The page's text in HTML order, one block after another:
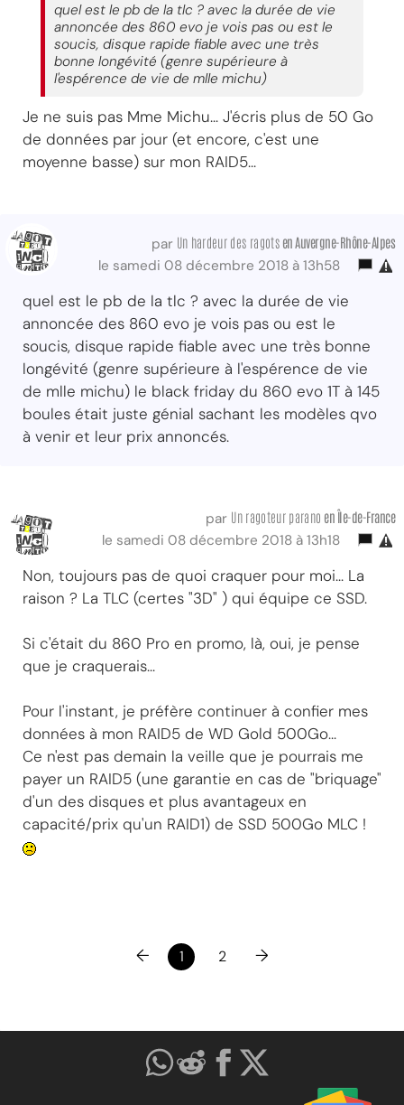
quel est le pb de la tlc ? avec la durée de vie
annoncée des 860 evo je vois pas ou est le
soucis, disque rapide fiable avec une très
bonne longévité (genre supérieure à
l'espérence de vie de mlle michu)
Je ne suis pas Mme Michu... J'écris plus de 50 Go
de données par jour (et encore, c'est une
moyenne basse) sur mon RAID5...
par Un hardeur des ragots en Auvergne-Rhône-Alpes
le samedi 08 décembre 2018 à 13h58
quel est le pb de la tlc ? avec la durée de vie
annoncée des 860 evo je vois pas ou est le
soucis, disque rapide fiable avec une très bonne
longévité (genre supérieure à l'espérence de vie
de mlle michu) le black friday du 860 evo 1T à 145
boules était juste génial sachant les modèles qvo
à venir et leur prix annoncés.
par Un ragoteur parano en Île-de-France
le samedi 08 décembre 2018 à 13h18
Non, toujours pas de quoi craquer pour moi... La
raison ? La TLC (certes "3D" ) qui équipe ce SSD.
Si c'était du 860 Pro en promo, là, oui, je pense
que je craquerais...
Pour l'instant, je préfère continuer à confier mes
données à mon RAID5 de WD Gold 500Go...
Ce n'est pas demain la veille que je pourrais me
payer un RAID5 (une garantie en cas de "briquage"
d'un des disques et plus avantageux en
capacité/prix qu'un RAID1) de SSD 500Go MLC !
← 1 2 →